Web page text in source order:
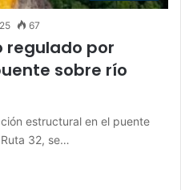
67
regulado por
sobre río
estructural en el puente
32, se…